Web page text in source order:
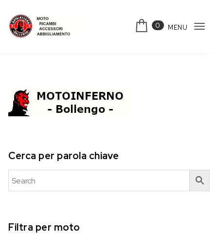
0 MENU
Cerca per parola chiave
Filtra per moto